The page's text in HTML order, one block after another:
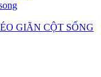
GIÃN CỘT SỐNG